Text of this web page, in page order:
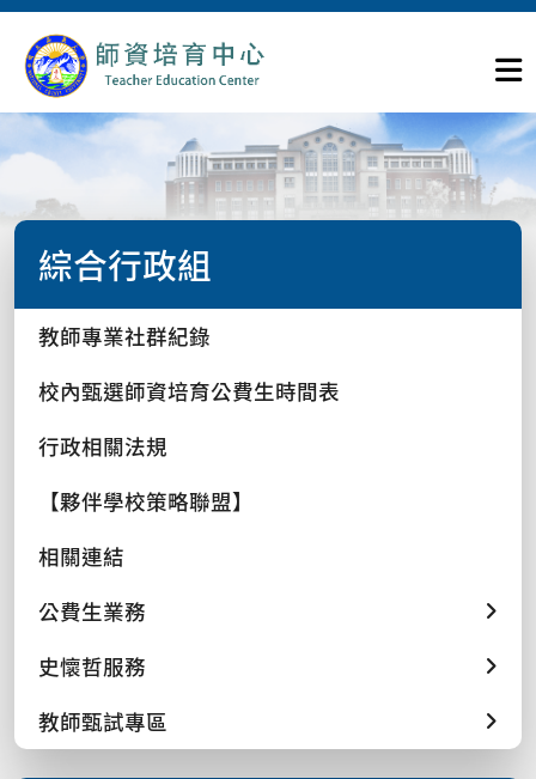
綜合行政組
教師專業社群紀錄
校內甄選師資培育公費生時間表
行政相關法規
【夥伴學校策略聯盟】
相關連結
公費生業務
史懷哲服務
教師甄試專區